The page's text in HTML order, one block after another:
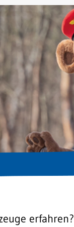
erfahren?